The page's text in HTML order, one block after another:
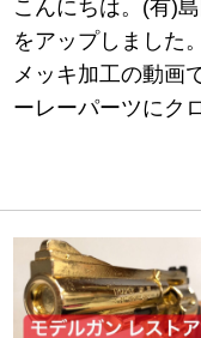
こんにちは。(有)
をアップしました
メッキ加工の動画
ーレーパーツに